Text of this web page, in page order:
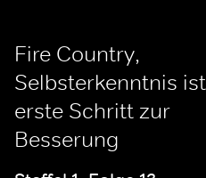
Fire Country,
Selbsterkenntnis
erste Schritt zur
Besserung